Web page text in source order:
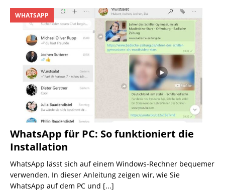
WhatsApp für PC: So funktioniert die
Installation
WHATSAPP
WhatsApp lässt sich auf einem Windows-Rechner bequemer
verwenden. In dieser Anleitung zeigen wir, wie Sie
WhatsApp auf dem PC und [...]